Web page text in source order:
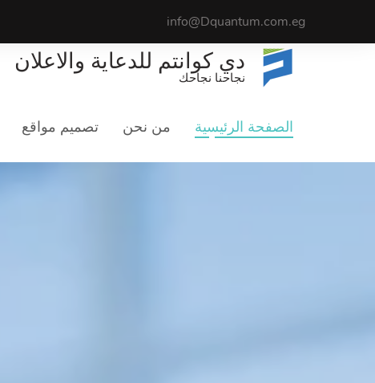
info@Dquantum.com.eg
دي كوانتم للدعاية والاعلان
نجاحنا نجاحك
الصفحة الرئيسية من نحن تصميم مواقع